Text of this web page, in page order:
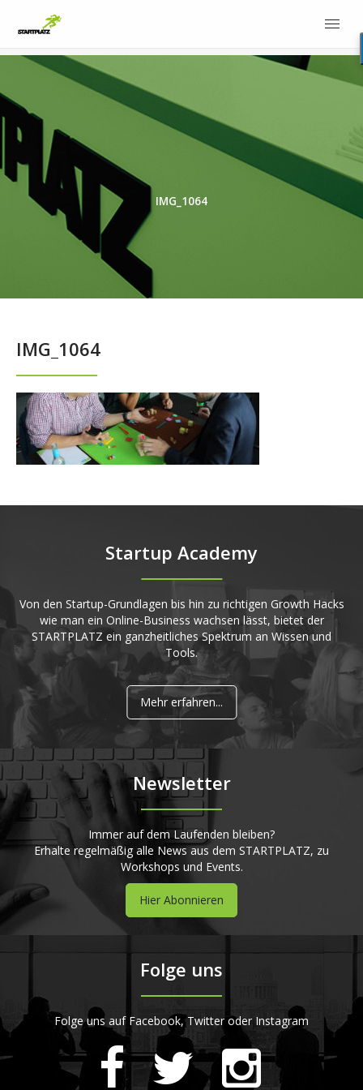
IMG_1064
IMG_1064
Startup Academy
Von den Startup-Grundlagen bis hin zu richtigen Growth Hacks
wie man ein Online-Business wachsen lässt, bietet der
STARTPLATZ ein ganzheitliches Spektrum an Wissen und
Tools.
Mehr erfahren...
Newsletter
Immer auf dem Laufenden bleiben?
Erhalte regelmäßig alle News aus dem STARTPLATZ, zu
Workshops und Events.
Hier Abonnieren
Folge uns
Folge uns auf Facebook, Twitter oder Instagram